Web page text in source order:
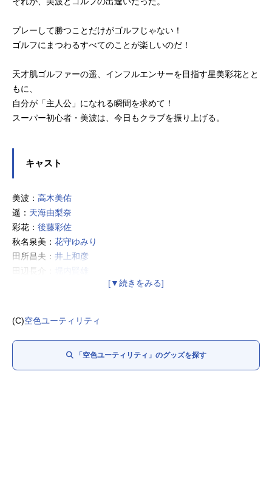
プレーして勝つことだけがゴルフじゃない！
ゴルフにまつわるすべてのことが楽しいのだ！
天才肌ゴルファーの遥、インフルエンサーを目指す星美彩花とと
もに、
自分が「主人公」になれる瞬間を求めて！
スーパー初心者・美波は、今日もクラブを振り上げる。
キャスト
美波： 高木美佑
遥： 天海由梨奈
彩花： 後藤彩佐
秋名泉美： 花守ゆみり
田所昌夫： 井上和彦
田辺長介：
(C)空色ユーティリティ
「空色ユーティリティ」のグッズを探す